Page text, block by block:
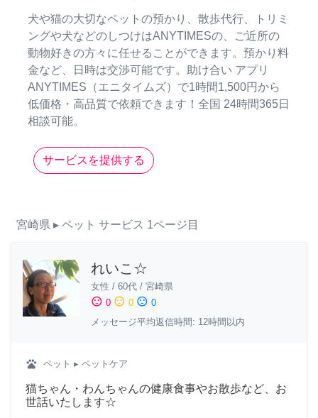
犬や猫の大切なペットの預かり、散歩代行、トリミ
ングや犬などのしつけはANYTIMESの、ご近所の
動物好きの方々に任せることができます。預かり料
金など、日時は交渉可能です。助け合い アプリ
ANYTIMES（エニタイムズ）で1時間1,500円から
低価格・高品質で依頼できます！全国 24時間365日
相談可能。
サービスを提供する
宮崎県 ▸ ペット サービス 1ページ目
れいこ☆
女性 / 60代 / 宮崎県
sentiment_satisfied 0 sentiment_neutral 0 sentiment_dissatisfied 0
メッセージ平均返信時間: 12時間以内
pets ペット ▸ ペットケア
猫ちゃん・わんちゃんの健康食事やお散歩など、お
世話いたします☆